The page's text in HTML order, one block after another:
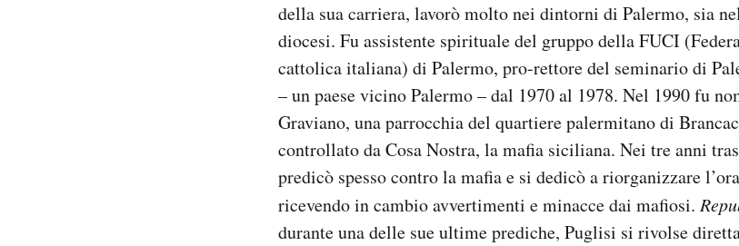
della sua carriera, lavorò molto nei dintorni di Palermo, sia
diocesi. Fu assistente spirituale del gruppo della FUCI
cattolica italiana) di Palermo, pro-rettore del seminario di
– un paese vicino Palermo – dal 1970 al 1978. Nel 1990 fu
Graviano, una parrocchia del quartiere palermitano di
controllato da Cosa Nostra, la mafia siciliana. Nei tre anni
predicò spesso contro la mafia e si dedicò a riorganizzare
ricevendo in cambio avvertimenti e minacce dai mafiosi.
durante una delle sue ultime prediche, Puglisi si rivolse